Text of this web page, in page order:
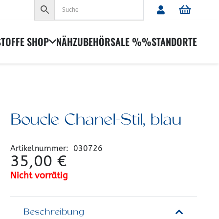
SHOP NÄHZUBEHÖRSALE %%STANDORTE
Boucle Chanel-Stil, blau
Artikelnummer: 030726
35,00 €
Nicht vorrätig
Beschreibung